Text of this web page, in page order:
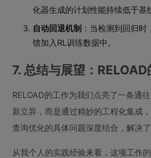
化器生成的计划性能持续低于基
自动回退机制 ：当检测到回归
馈加入RL训练数据中。
7. 总结与展望：
RELOAD的工作为我们点亮了一条通
新立异，而是通过精妙的工程化集成
查询优化的具体问题深度结合，解决了
从我个人的实践经验来看，这项工作